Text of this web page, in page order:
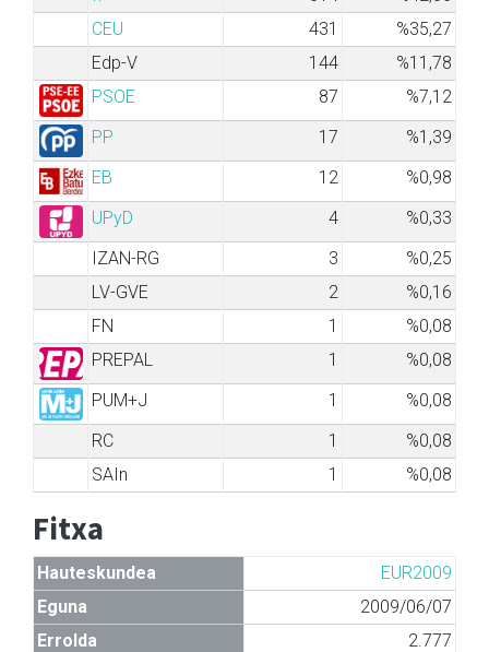
CEU
431
%35,27
Edp-V
144
%11,78
PSOE
87
%7,12
PP
17
%1,39
EB
12
%0,98
UPyD
4
%0,33
IZAN-RG
3
%0,25
LV-GVE
2
%0,16
FN
1
%0,08
PREPAL
1
%0,08
PUM+J
1
%0,08
RC
1
%0,08
SAIn
1 %0,08
Fitxa
Hauteskundea
EUR2009
Eguna
2009/06/07
Errolda
2.777